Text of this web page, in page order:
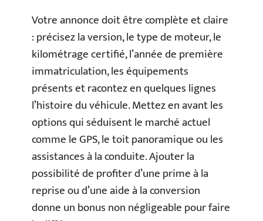
Votre annonce doit être complète et claire
: précisez la version, le type de moteur, le
kilométrage certifié, l’année de première
immatriculation, les équipements
présents et racontez en quelques lignes
l’histoire du véhicule. Mettez en avant les
options qui séduisent le marché actuel
comme le GPS, le toit panoramique ou les
assistances à la conduite. Ajouter la
possibilité de profiter d’une prime à la
reprise ou d’une aide à la conversion
donne un bonus non négligeable pour faire